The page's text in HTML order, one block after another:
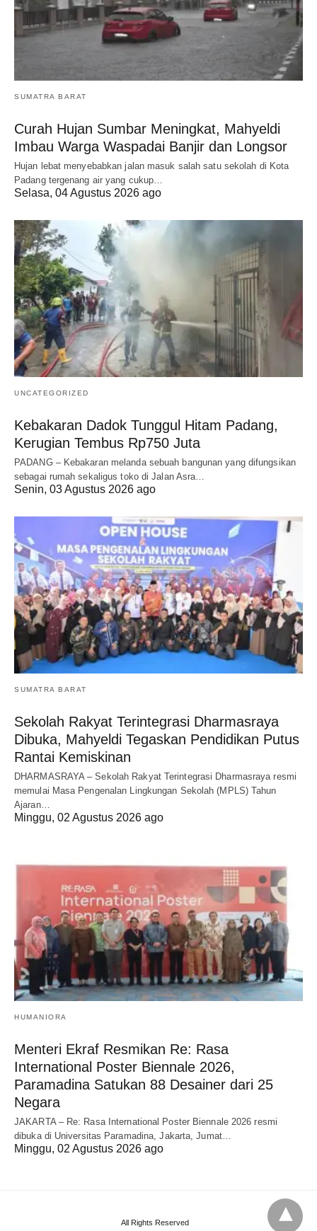
SUMATRA BARAT
Curah Hujan Sumbar Meningkat, Mahyeldi
Imbau Warga Waspadai Banjir dan Longsor
Hujan lebat menyebabkan jalan masuk salah satu sekolah di Kota
Padang tergenang air yang cukup…
Selasa, 04 Agustus 2026 ago
UNCATEGORIZED
Kebakaran Dadok Tunggul Hitam Padang,
Kerugian Tembus Rp750 Juta
PADANG – Kebakaran melanda sebuah bangunan yang difungsikan
sebagai rumah sekaligus toko di Jalan Asra…
Senin, 03 Agustus 2026 ago
SUMATRA BARAT
Sekolah Rakyat Terintegrasi Dharmasraya
Dibuka, Mahyeldi Tegaskan Pendidikan Putus
Rantai Kemiskinan
DHARMASRAYA – Sekolah Rakyat Terintegrasi Dharmasraya resmi
memulai Masa Pengenalan Lingkungan Sekolah (MPLS) Tahun
Ajaran…
Minggu, 02 Agustus 2026 ago
HUMANIORA
Menteri Ekraf Resmikan Re: Rasa
International Poster Biennale 2026,
Paramadina Satukan 88 Desainer dari 25
Negara
JAKARTA – Re: Rasa International Poster Biennale 2026 resmi
dibuka di Universitas Paramadina, Jakarta, Jumat…
Minggu, 02 Agustus 2026 ago
All Rights Reserved